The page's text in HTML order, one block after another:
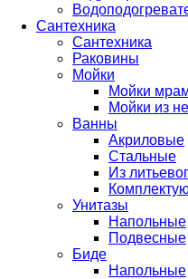
Сантехника
Сантехника
Раковины
Мойки
Мойки
Мойки из
Ванны
Акриловые
Стальные
Из
Унитазы
Напольные
Подвесные
Биде
Напольные